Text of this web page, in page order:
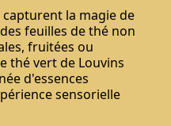
la magie de
feuilles de thé non
fruitées ou
thé vert de Louvins
d'essences
sensorielle